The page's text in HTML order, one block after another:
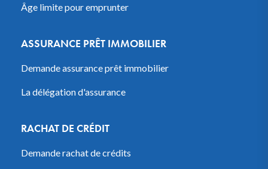
Âge limite pour emprunter
ASSURANCE PRÊT IMMOBILIER
Demande assurance prêt immobilier
La délégation d'assurance
RACHAT DE CRÉDIT
Demande rachat de crédits